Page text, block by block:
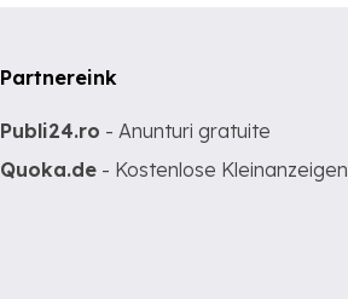
Partnereink
Publi24.ro - Anunturi gratuite
Quoka.de - Kostenlose Kleinanzeigen